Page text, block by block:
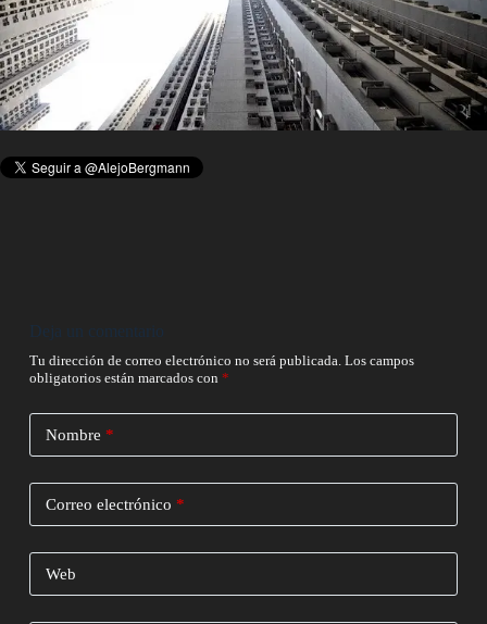
Deja un comentario
Tu dirección de correo electrónico no será publicada. Los campos
obligatorios están marcados con *
Nombre *
Correo electrónico *
Web